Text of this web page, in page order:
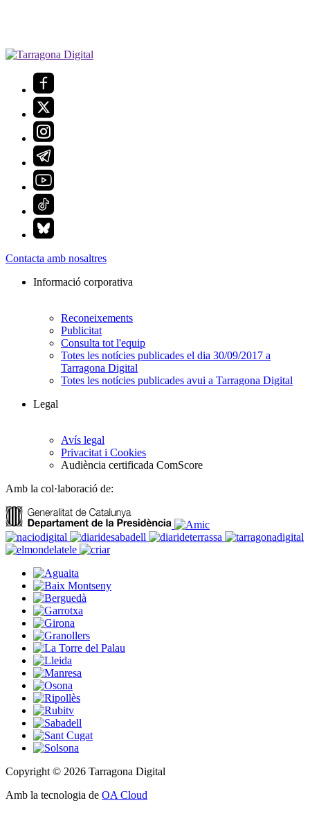
Contacta amb nosaltres
Informació corporativa
Reconeixements
Publicitat
Consulta tot l'equip
Totes les notícies publicades el dia 30/09/2017 a
Tarragona Digital
Totes les notícies publicades avui a Tarragona Digital
Legal
Avís legal
Privacitat i Cookies
Audiència certificada ComScore
Amb la col·laboració de:
Copyright © 2026 Tarragona Digital
Amb la tecnologia de OA Cloud